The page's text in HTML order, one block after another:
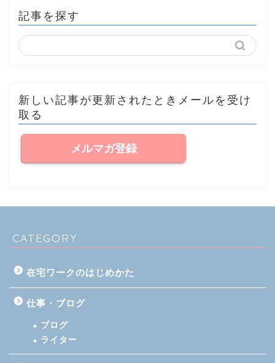
記事を探す
新しい記事が更新されたときメールを受け
取る
メルマガ登録
CATEGORY
在宅ワークのはじめかた
仕事・ブログ
ブログ
ライター